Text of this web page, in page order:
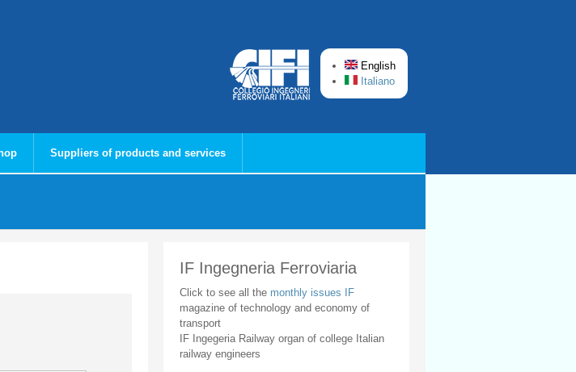
English
Italiano
Suppliers of products and services
IF Ingegneria Ferroviaria
Click to see all the monthly issues IF
magazine of technology and economy of
transport
IF Ingegeria Railway organ of college Italian
railway engineers